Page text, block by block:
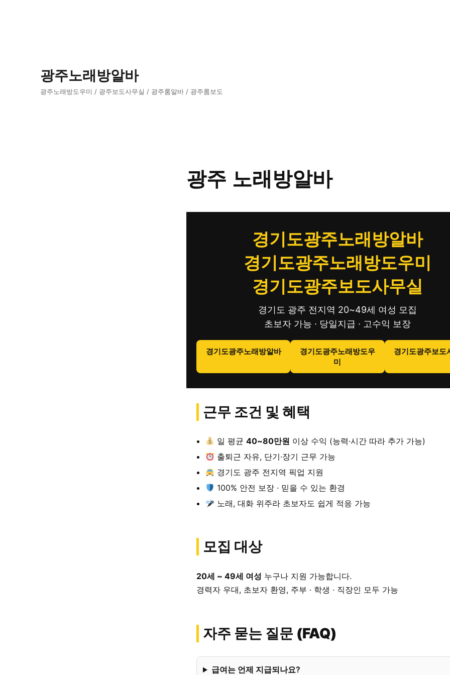
광주노래방알바
광주노래방도우미 / 광주보도사무실 / 광주룸알바 / 광주룸보도
광주 노래방알바
경기도광주노래방알바
경기도광주노래방도우미
경기도광주보도사무실
경기도 광주 전지역 20~49세 여성 모집
초보자 가능 · 당일지급 · 고수익 보장
경기도광주노래방알바
경기도광주노래방도우
미
경기도광주보도
근무 조건 및 혜택
일 평균40~80만원 이상 수익 (능력·시간 따라 추가 가능)
출퇴근 자유, 단기·장기 근무 가능
경기도 광주 전지역 픽업 지원
100% 안전 보장 · 믿을 수 있는 환경
노래, 대화 위주라 초보자도 쉽게 적응 가능
모집 대상
20세 ~ 49세 여성 누구나 지원 가능합니다.
경력자 우대, 초보자 환영, 주부 · 학생 · 직장인 모두 가능
자주 묻는 질문 (FAQ)
급여는 언제 지급되나요?